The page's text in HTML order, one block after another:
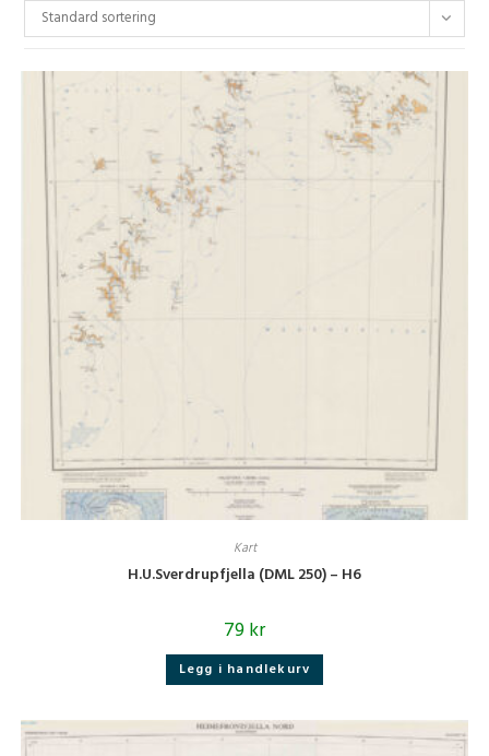
Standard sortering
Kart
H.U.Sverdrupfjella (DML 250) – H6
79kr
Legg i handlekurv